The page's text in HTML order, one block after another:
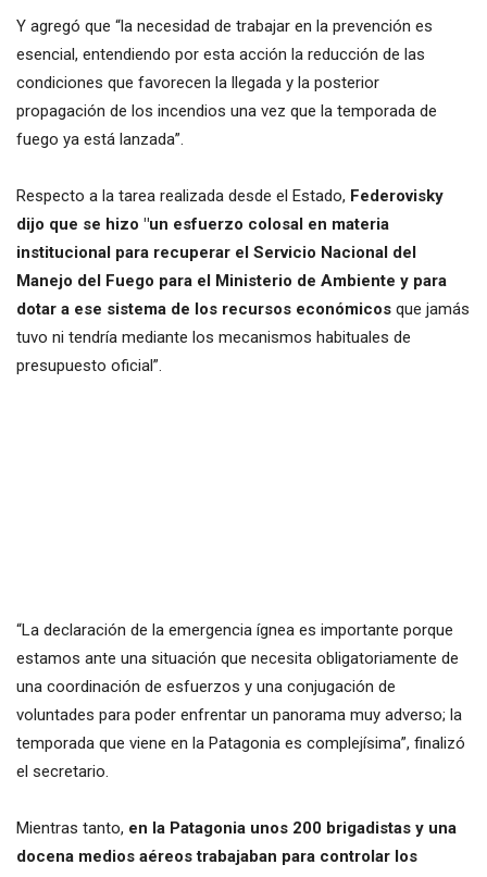
Y agregó que “la necesidad de trabajar en la prevención es
esencial, entendiendo por esta acción la reducción de las
condiciones que favorecen la llegada y la posterior
propagación de los incendios una vez que la temporada de
fuego ya está lanzada”.
Respecto a la tarea realizada desde el Estado, Federovisky
dijo que se hizo "un esfuerzo colosal en materia
institucional para recuperar el Servicio Nacional del
Manejo del Fuego para el Ministerio de Ambiente y para
dotar a ese sistema de los recursos económicos que jamás
tuvo ni tendría mediante los mecanismos habituales de
presupuesto oficial”.
“La declaración de la emergencia ígnea es importante porque
estamos ante una situación que necesita obligatoriamente de
una coordinación de esfuerzos y una conjugación de
voluntades para poder enfrentar un panorama muy adverso; la
temporada que viene en la Patagonia es complejísima”, finalizó
el secretario.
Mientras tanto, en la Patagonia unos 200 brigadistas y una
docena medios aéreos trabajaban para controlar los